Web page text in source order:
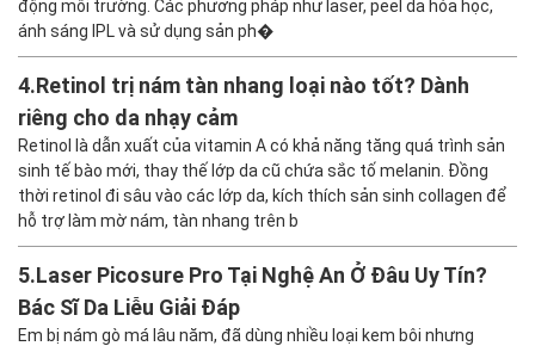
động môi trường. Các phương pháp như laser, peel da hóa học,
ánh sáng IPL và sử dụng sản ph�
4.Retinol trị nám tàn nhang loại nào tốt? Dành
riêng cho da nhạy cảm
Retinol là dẫn xuất của vitamin A có khả năng tăng quá trình sản
sinh tế bào mới, thay thế lớp da cũ chứa sắc tố melanin. Đồng
thời retinol đi sâu vào các lớp da, kích thích sản sinh collagen để
hỗ trợ làm mờ nám, tàn nhang trên b
5.Laser Picosure Pro Tại Nghệ An Ở Đâu Uy Tín?
Bác Sĩ Da Liễu Giải Đáp
Em bị nám gò má lâu năm, đã dùng nhiều loại kem bôi nhưng